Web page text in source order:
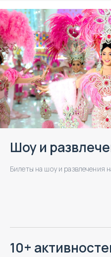
Шоу и
Билеты на шоу и развлечения
10+